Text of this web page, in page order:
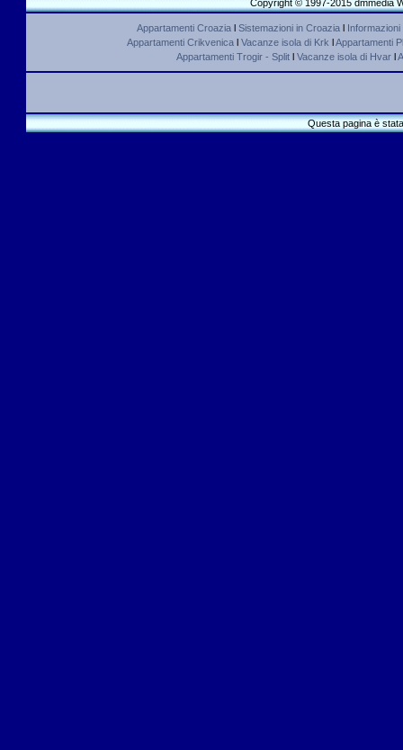
Copyright © 1997-2015 dmmedia
Appartamenti Croazial Sistemazioni in Croazial Informazioni
Appartamenti Crikvenica l Vacanze isola di Krk lAppartamenti
Appartamenti Trogir - Split l Vacanze isola di Hvar l
Questa pagina è